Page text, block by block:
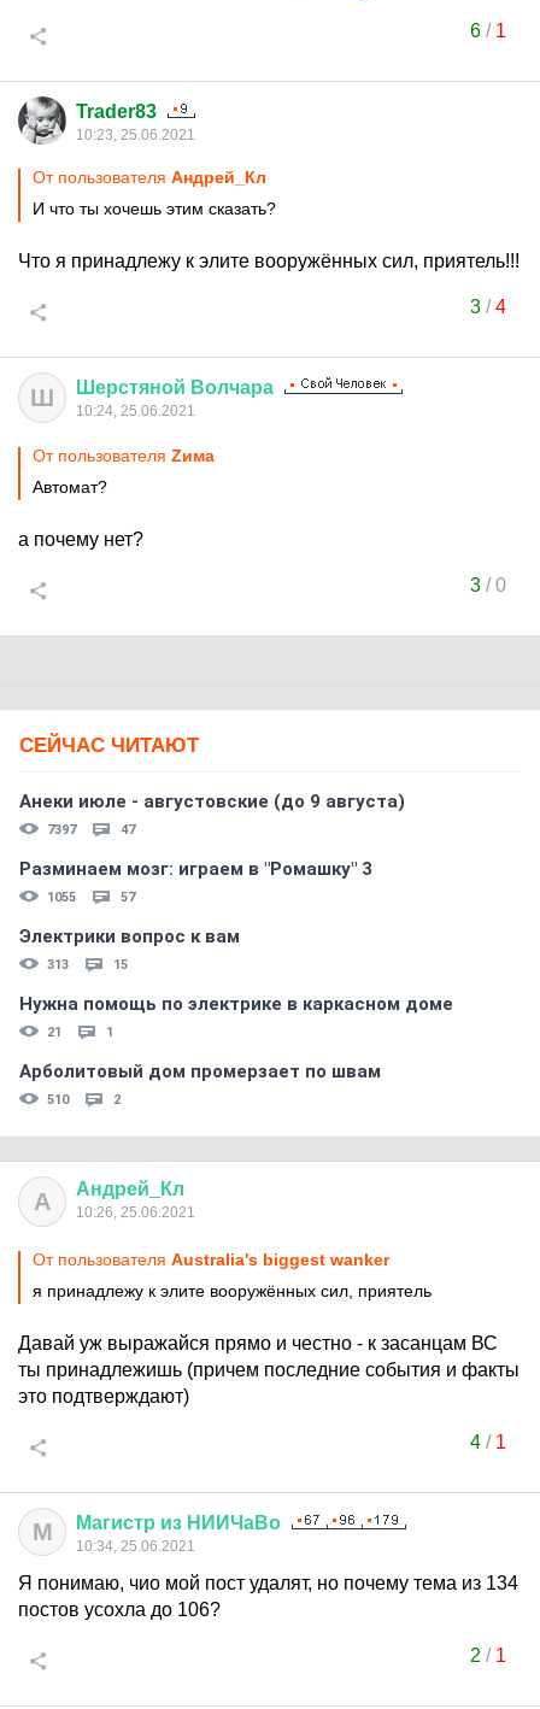
6/ 1
Trader83
10:23, 25.06.2021
От пользователя Андрей_Кл
И что ты хочешь этим сказать?
Что я принадлежу к элите вооружённых сил, приятель!!!
3/4
Ш Шерстяной Волчара
10:24, 25.06.2021
От пользователя Zима
Автомат?
а почему нет?
3/0
СЕЙЧАС ЧИТАЮТ
Анеки июле - августовские (до 9 августа)
7397 47
Разминаем мозг: играем в "Ромашку" 3
1055 57
Электрики вопрос к вам
313 15
Нужна помощь по электрике в каркасном доме
21 1
Арболитовый дом промерзает по швам
510 2
А Андрей Кл
10:26, 25.06.2021
От пользователя Australia's biggest wanker
я принадлежу к элите вооружённых сил, приятель
Давай уж выражайся прямо и честно - к засанцам ВС
ты принадлежишь (причем последние события и факты
это подтверждают)
4/ 1
М Магистр из НИИЧаВо
10:34, 25.06.2021
Я понимаю, чио мой пост удалят, но почему тема из 134
постов усохла до 106?
2 / 1